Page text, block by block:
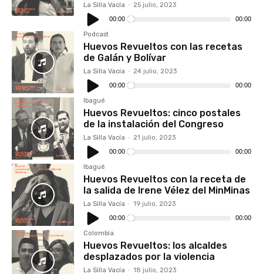
La Silla Vacía - 25 julio, 2023
Reproductor
de
audio
00:00 00:00
Podcast
Huevos Revueltos con las recetas
de Galán y Bolívar
La Silla Vacía - 24 julio, 2023
Reproductor
de
audio
00:00 00:00
Ibagué
Huevos Revueltos: cinco postales
de la instalación del Congreso
La Silla Vacía - 21 julio, 2023
Reproductor
de
audio
00:00 00:00
Ibagué
Huevos Revueltos con la receta de
la salida de Irene Vélez del MinMinas
La Silla Vacía - 19 julio, 2023
Reproductor
de
audio
00:00 00:00
Colombia
Huevos Revueltos: los alcaldes
desplazados por la violencia
La Silla Vacía - 18 julio, 2023